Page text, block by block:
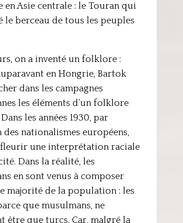
en Asie centrale : le Touran qui
le berceau de tous les peuples
on a inventé un folklore :
en Hongrie, Bartok
dans les campagnes
les éléments d’un folklore
les années 1930, par
nationalismes européens,
une interprétation raciale
Dans la réalité, les
en sont venus à composer
majorité de la population : les
que musulmans, ne
être que turcs. Car, malgré la